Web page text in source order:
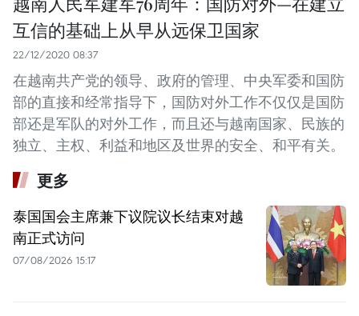
互信的基础上从早从远保卫国家
22/12/2020 08:37
在越南共产党的领导、政府的管理、中央军委和国防
部的直接和经常指导下，国防对外工作不仅仅是国防
部还是军队的对外工作，而且还与越南国家、民族的
独立、主权、利益和地区及世界的安全、和平有关。
更多
泰国国会主席兼下议院议长结束对越
南正式访问
07/08/2026 15:17